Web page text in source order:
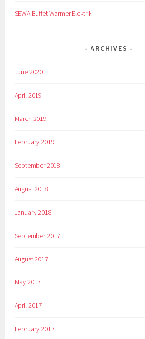
SEWA Buffet Warmer Elektrik
ARCHIVES
June 2020
April 2019
March 2019
February 2019
September 2018
August 2018
January 2018
September 2017
August 2017
May 2017
April 2017
February 2017